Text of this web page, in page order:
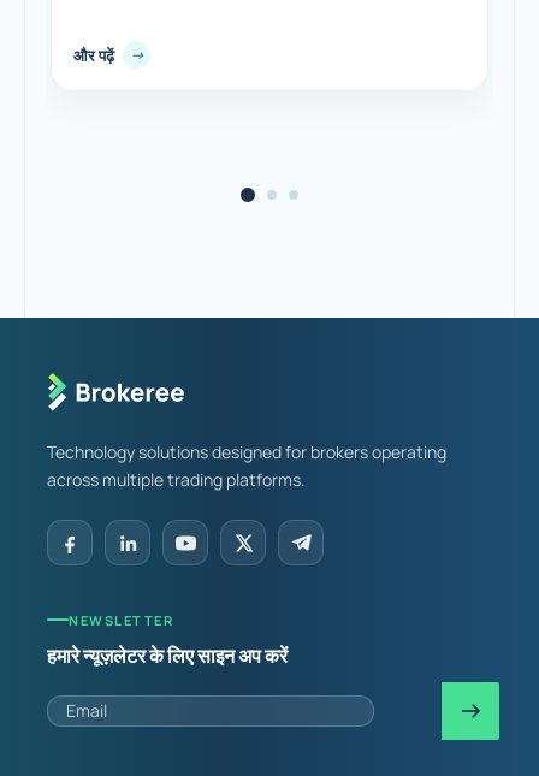
और पढ़ें
Technology solutions designed for brokers operating
across multiple trading platforms.
NEWSLETTER
हमारे न्यूज़लेटर के लिए साइन अप करें